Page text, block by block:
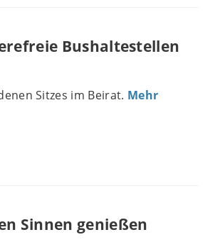
Bushaltestellen
Sitzes im Beirat. Mehr
Sinnen genießen